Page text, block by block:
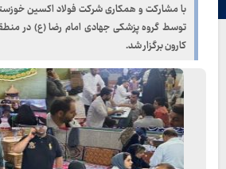
با مشارکت و همکاری شرکت فولاد اکسین
توسط گروه پزشکی جهادی امام رضا (ع) در
کارون برگزار شد.